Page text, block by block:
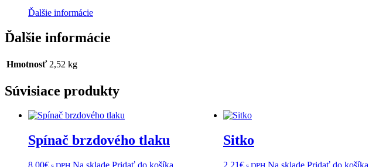
Ďalšie informácie
Ďalšie informácie
Hmotnosť 2,52 kg
Súvisiace produkty
Spínač brzdového tlaku Sitko